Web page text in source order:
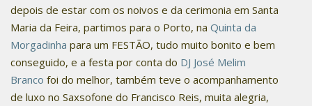
depois de estar com os noivos e da cerimonia em Santa
Maria da Feira, partimos para o Porto, na Quinta da
Morgadinha para um FESTÃO, tudo muito bonito e bem
conseguido, e a festa por conta do DJ José Melim
Branco foi do melhor, também teve o acompanhamento
de luxo no Saxsofone do Francisco Reis, muita alegria,